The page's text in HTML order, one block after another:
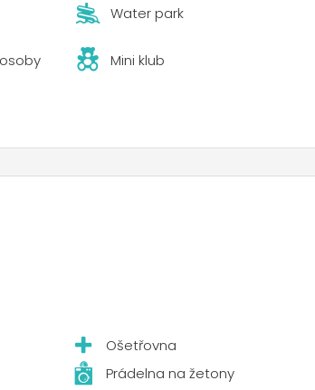
se saunou, tureckými lázněmi,
Pro doplnění nabídky je kemp è vybaven
ložního prádla a dětských souprav.
a rekreační aktivity. V kempu se hosté
a pořádají se zde venkovní fitness. Milovníci
Benátsko.
Water park
Mini klub
Ošetřovna
Prádelna na žetony